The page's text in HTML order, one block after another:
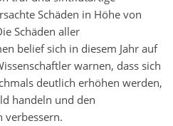
Schäden in Höhe von
Schäden aller
belief sich in diesem Jahr auf
warnen, dass sich
deutlich erhöhen werden,
handeln und den
verbessern.